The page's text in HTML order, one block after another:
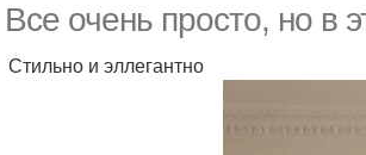
Все очень просто, но в
Стильно и эллегантно